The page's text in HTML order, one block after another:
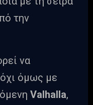
την
να
όμως με
Valhalla,